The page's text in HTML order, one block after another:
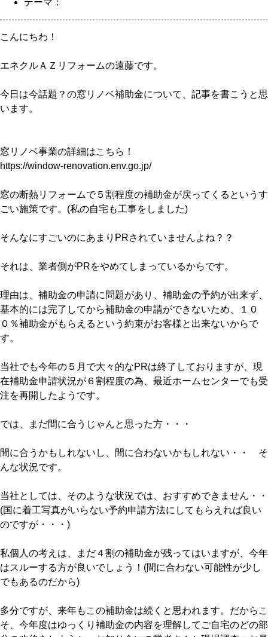
テーマ：
こんにちわ！
エネクルＡＺリフォームの遠藤です。
今日は今話題？の窓リノベ補助金について、記事を書こうと思
います。
窓リノベ事業の詳細はこちら！
https://window-renovation.env.go.jp/
窓の断熱リフォームで５割程度の補助金が戻ってくるというす
ごい施策です。(私の自宅も工事をしました)
そんなにすごいのにあまりPRされていませんよね？？
それは、業者側がPRをやめてしまっているからです。
理由は、補助金の申請に問題があり、補助金の予約が出来ず、
基本的には完了してから補助金の申請ができないため、１０
０％補助金がもらえるという約束がお客様と出来ないからで
す。
当社でも今年の５月で大々的なPRは終了しておりますが、現
在補助金申請状況が６割程度の為、最近ホームセンターでも受
注を再開したようです。
では、まだ間に合うじゃんと思った方・・・
間に合うかもしれないし、間に合わないかもしれない・・ そ
んな状況です。
当社としては、そのような状況では、おすすめできません・・
(国に着工写真がいらない予約申請方法にしてもらえれば良い
のですが・・・)
私個人の考えは、まだ４割の補助金が残ってはいますが、今年
はスルーする方が良いでしょう！(間に合わない可能性が少し
でもあるのだから)
多分ですが、来年もこの補助金は続くと思われます。だからこ
そ、今年度はゆっくり補助金の内容を理解してご自宅のどの部